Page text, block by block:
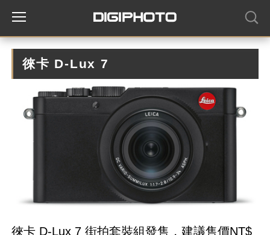
徠卡 D-Lux 7
徠卡 D-Lux 7 街拍套裝組發售，建議售價NT$